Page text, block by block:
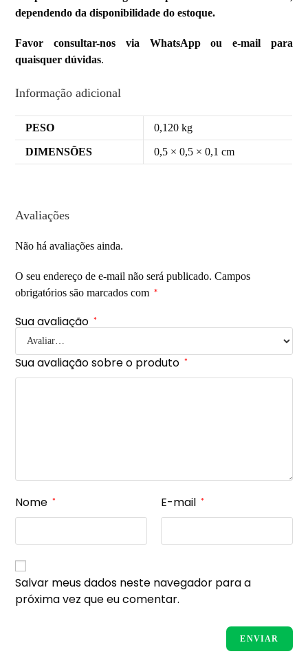
dependendo da disponibilidade do estoque.
Favor consultar-nos via WhatsApp ou e-mail para
quaisquer dúvidas.
Informação adicional
PESO 0,120 kg
DIMENSÕES 0,5 × 0,5 × 0,1 cm
Avaliações
Não há avaliações ainda.
O seu endereço de e-mail não será publicado. Campos
obrigatórios são marcados com
*
Sua avaliação *
Sua avaliação sobre o produto *
Nome * E-mail *
Salvar meus dados neste navegador para a
próxima vez que eu comentar.